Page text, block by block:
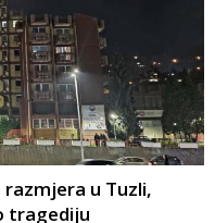
u Tuzli,
tragediju